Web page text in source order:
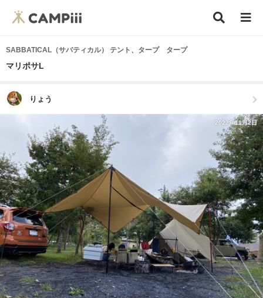
SABBATICAL（サバティカル） テント、タープ タープ
マリポサL
りょう
2022年11月2日